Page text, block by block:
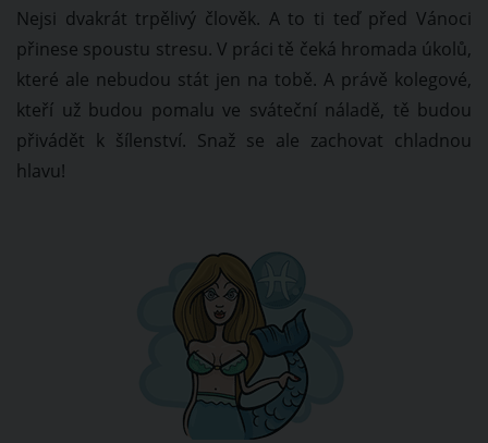
Nejsi dvakrát trpělivý člověk. A to ti teď před Vánoci
přinese spoustu stresu. V práci tě čeká hromada úkolů,
které ale nebudou stát jen na tobě. A právě kolegové,
kteří už budou pomalu ve sváteční náladě, tě budou
přivádět k šílenství. Snaž se ale zachovat chladnou
hlavu!